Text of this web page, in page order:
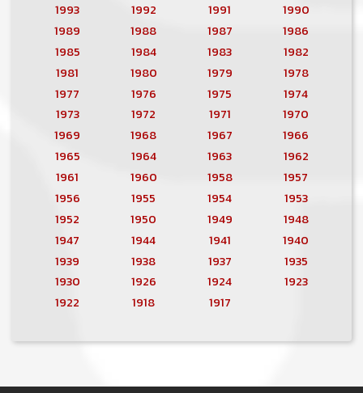
1993
1992 1991
1990
1989
1988 1987
1986
1985
1984 1983
1982
1981
1980 1979
1978
1977
1976 1975
1974
1973
1972 1971
1970
1969
1968 1967
1966
1965
1964 1963
1962
1961
1960 1958
1957
1956
1955 1954
1953
1952
1950 1949
1948
1947
1944 1941
1940
1939
1938 1937
1935
1930
1926 1924
1923
1922
1918 1917